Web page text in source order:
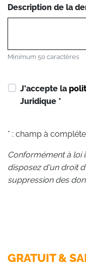
Description de la
Minimum 50 caractères
J'accepte la
Juridique *
* : champ à
Conformément à loi
disposez d'un droit
suppression des
GRATUIT &